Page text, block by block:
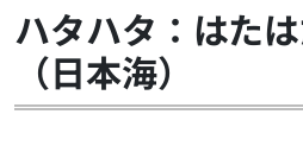
ハタハタ：はた
（日本海）